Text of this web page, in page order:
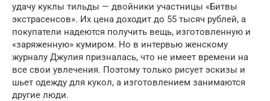
удачу куклы тильды — двойники участницы «Битвы
экстрасенсов». Их цена доходит до 55 тысяч рублей, а
покупатели надеются получить вещь, изготовленную и
«заряженную» кумиром. Но в интервью женскому
журналу Джулия призналась, что не имеет времени на
все свои увлечения. Поэтому только рисует эскизы и
шьет одежду для кукол, а изготовлением занимаются
другие люди.